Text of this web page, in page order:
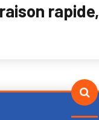
rapide,